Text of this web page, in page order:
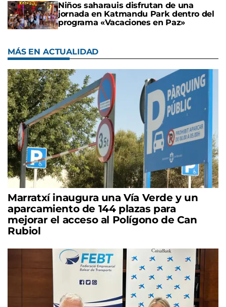
Niños saharauis disfrutan de una
jornada en Katmandu Park dentro del
programa «Vacaciones en Paz»
MÁS EN ACTUALIDAD
Marratxí inaugura una Vía Verde y un
aparcamiento de 144 plazas para
mejorar el acceso al Polígono de Can
Rubiol